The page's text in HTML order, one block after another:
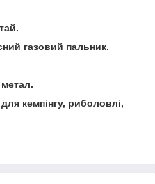
газовий пальник.
кемпінгу, риболовлі,